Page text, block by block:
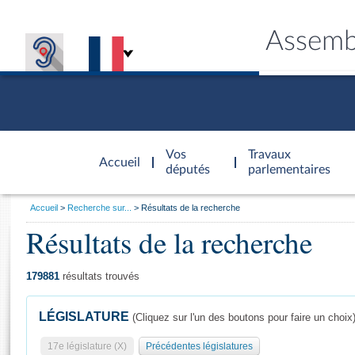
Accueil
d'accueil
Vos
députés
Travaux
parlementaires
Général
Vous
Accueil Recherche sur... Résultats de la recherche
Résultats de la recherche
179881 résultats trouvés
LÉGISLATURE (Cliquez sur l'un des boutons pour faire un choix)
17e législature (X) Précédentes législatures